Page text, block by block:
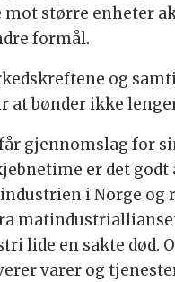
større enheter
formål.
og
at bønder ikke
gjennomslag for
er det
i Norge
lide en sakte død.
varer og